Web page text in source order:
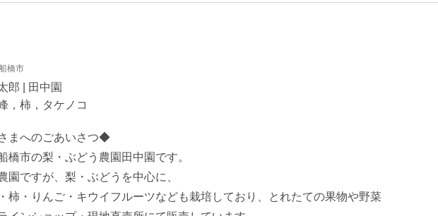
橋市
郎 | 田中園
，柿，タケノコ
まへのごあいさつ◆
橋市の梨・ぶどう農園田中園です。
園ですが、梨・ぶどうを中心に、
柿・りんご・キウイフルーツなども栽培しており、とれたての果物や野菜